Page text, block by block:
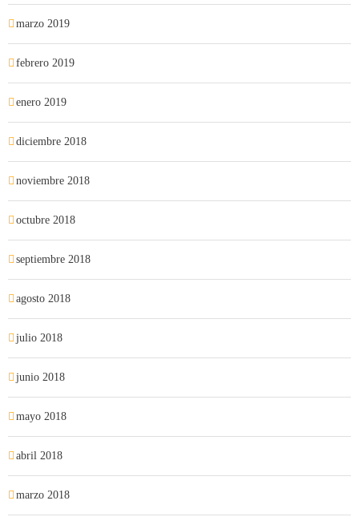
marzo 2019
febrero 2019
enero 2019
diciembre 2018
noviembre 2018
octubre 2018
septiembre 2018
agosto 2018
julio 2018
junio 2018
mayo 2018
abril 2018
marzo 2018